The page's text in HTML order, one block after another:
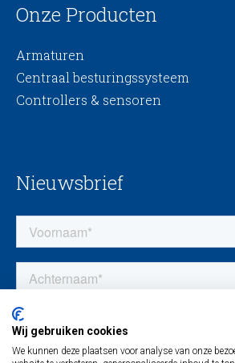
Onze Producten
Armaturen
Centraal besturingssysteem
Controllers & sensoren
Nieuwsbrief
Wij gebruiken cookies
We kunnen deze plaatsen voor analyse van onze